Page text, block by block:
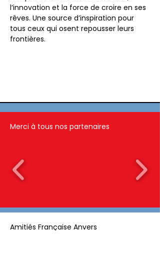
l’innovation et la force de croire en ses
rêves. Une source d’inspiration pour
tous ceux qui osent repousser leurs
frontières.
Merci à tous nos partenaires
Amitiés Française Anvers